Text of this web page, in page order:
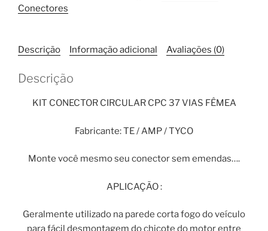
Fêmea
Estanhado
Conectores
Descrição Informação adicional Avaliações (0)
Descrição
KIT CONECTOR CIRCULAR CPC 37 VIAS FÊMEA
Fabricante: TE / AMP / TYCO
Monte você mesmo seu conector sem emendas….
APLICAÇÃO :
Geralmente utilizado na parede corta fogo do veículo